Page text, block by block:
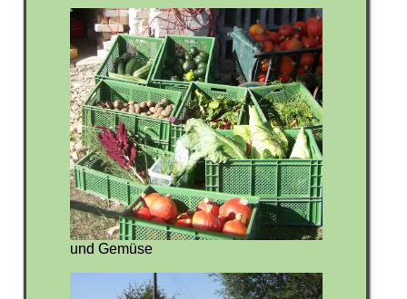
und Gemüse